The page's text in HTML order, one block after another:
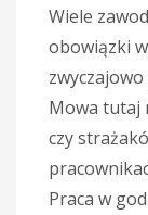
Wiele
obowiązki
Mowa tutaj
czy
Praca w